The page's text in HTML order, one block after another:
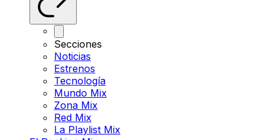
Secciones
Noticias
Estrenos
Tecnología
Mundo Mix
Zona Mix
Red Mix
La Playlist Mix